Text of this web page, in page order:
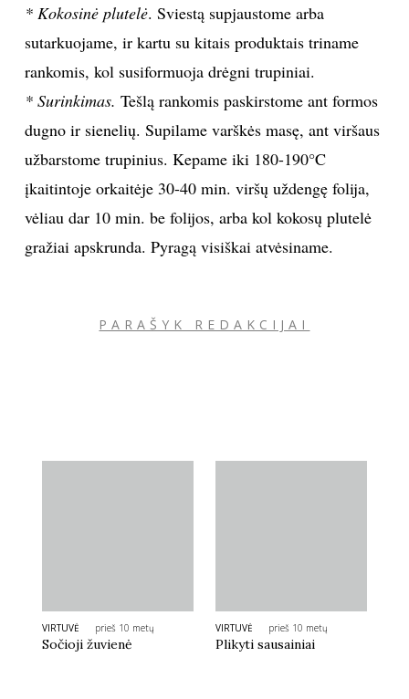
VIRTUVĖ
RECEPTAI
NELAIMĖS
KONTAKTAI
Sekite mus:
Jūs sutinkate su
* Kokosinė plutelė. Sviestą supjaustome arba
sutarkuojame, ir kartu su kitais produktais triname
rankomis, kol susiformuoja drėgni trupiniai.
* Surinkimas. Tešlą rankomis paskirstome ant formos
dugno ir sienelių. Supilame varškės masę, ant viršaus
užbarstome trupinius. Kepame iki 180-190°C
įkaitintoje orkaitėje 30-40 min. viršų uždengę folija,
vėliau dar 10 min. be folijos, arba kol kokosų plutelė
gražiai apskrunda. Pyragą visiškai atvėsiname.
PARAŠYK REDAKCIJAI
VIRTUVĖ prieš 10 metų
Sočioji žuvienė
VIRTUVĖ prieš 10 metų
Plikyti sausainiai